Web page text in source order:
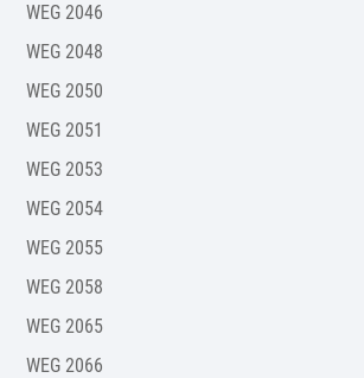
WEG 2046
WEG 2048
WEG 2050
WEG 2051
WEG 2053
WEG 2054
WEG 2055
WEG 2058
WEG 2065
WEG 2066